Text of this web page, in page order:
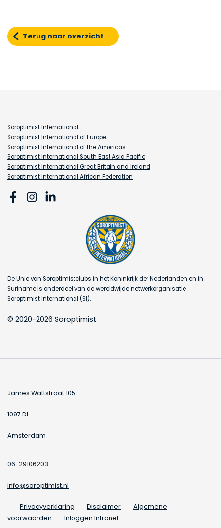
Terug naar overzicht
Soroptimist International
Soroptimist International of Europe
Soroptimist International of the Americas
Soroptimist International South East Asia Pacific
Soroptimist International Great Britain and Ireland
Soroptimist International African Federation
De Unie van Soroptimistclubs in het Koninkrijk der Nederlanden en in
Suriname is onderdeel van de wereldwijde netwerkorganisatie
Soroptimist International (SI).
© 2020-2026 Soroptimist
James Wattstraat 105
1097 DL
Amsterdam
06-29106203
info@soroptimist.nl
Privacyverklaring Disclaimer
Algemene
voorwaarden
Inloggen Intranet